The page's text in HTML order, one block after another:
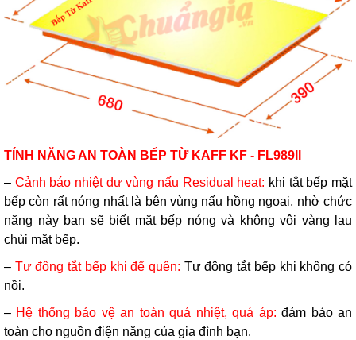
TÍNH NĂNG AN TOÀN BẾP TỪ KAFF KF - FL989II
– Cảnh báo nhiệt dư vùng nấu Residual heat: khi tắt bếp mặt
bếp còn rất nóng nhất là bên vùng nấu hồng ngoại, nhờ chức
năng này bạn sẽ biết mặt bếp nóng và không vội vàng lau
chùi mặt bếp.
– Tự động tắt bếp khi để quên: Tự động tắt bếp khi không có
nồi.
– Hệ thống bảo vệ an toàn quá nhiệt, quá áp: đảm bảo an
toàn cho nguồn điện năng của gia đình bạn.